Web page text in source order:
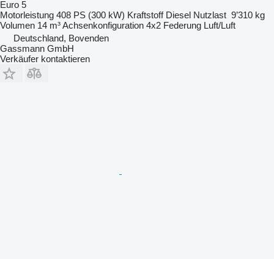
Euro 5
Motorleistung 408 PS (300 kW) Kraftstoff Diesel Nutzlast 9’310 kg
Volumen 14 m³Achsenkonfiguration 4x2 Federung Luft/Luft
Deutschland, Bovenden
Gassmann GmbH
Verkäufer kontaktieren